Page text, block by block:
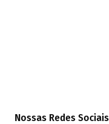
Nossas Redes Sociais